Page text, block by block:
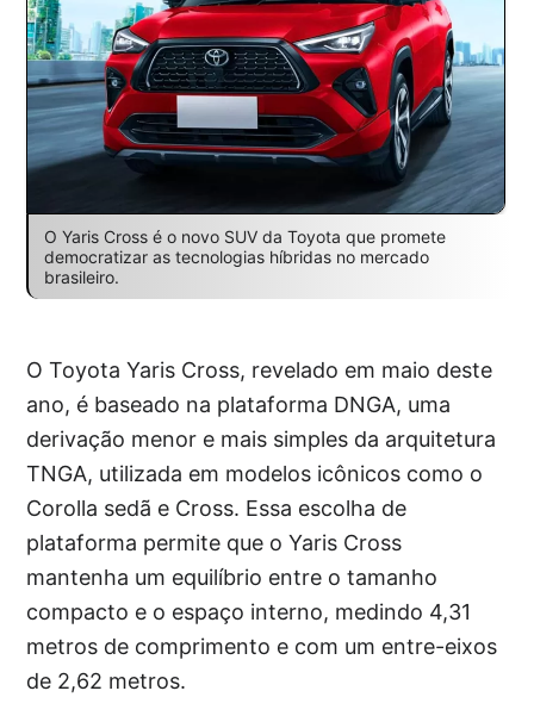
O Yaris Cross é o novo SUV da Toyota que promete
democratizar as tecnologias híbridas no mercado
brasileiro.
O Toyota Yaris Cross, revelado em maio deste
ano, é baseado na plataforma DNGA, uma
derivação menor e mais simples da arquitetura
TNGA, utilizada em modelos icônicos como o
Corolla sedã e Cross. Essa escolha de
plataforma permite que o Yaris Cross
mantenha um equilíbrio entre o tamanho
compacto e o espaço interno, medindo 4,31
metros de comprimento e com um entre-eixos
de 2,62 metros.